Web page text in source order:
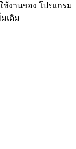
ช้งานของ โปรแกรม
มเติม